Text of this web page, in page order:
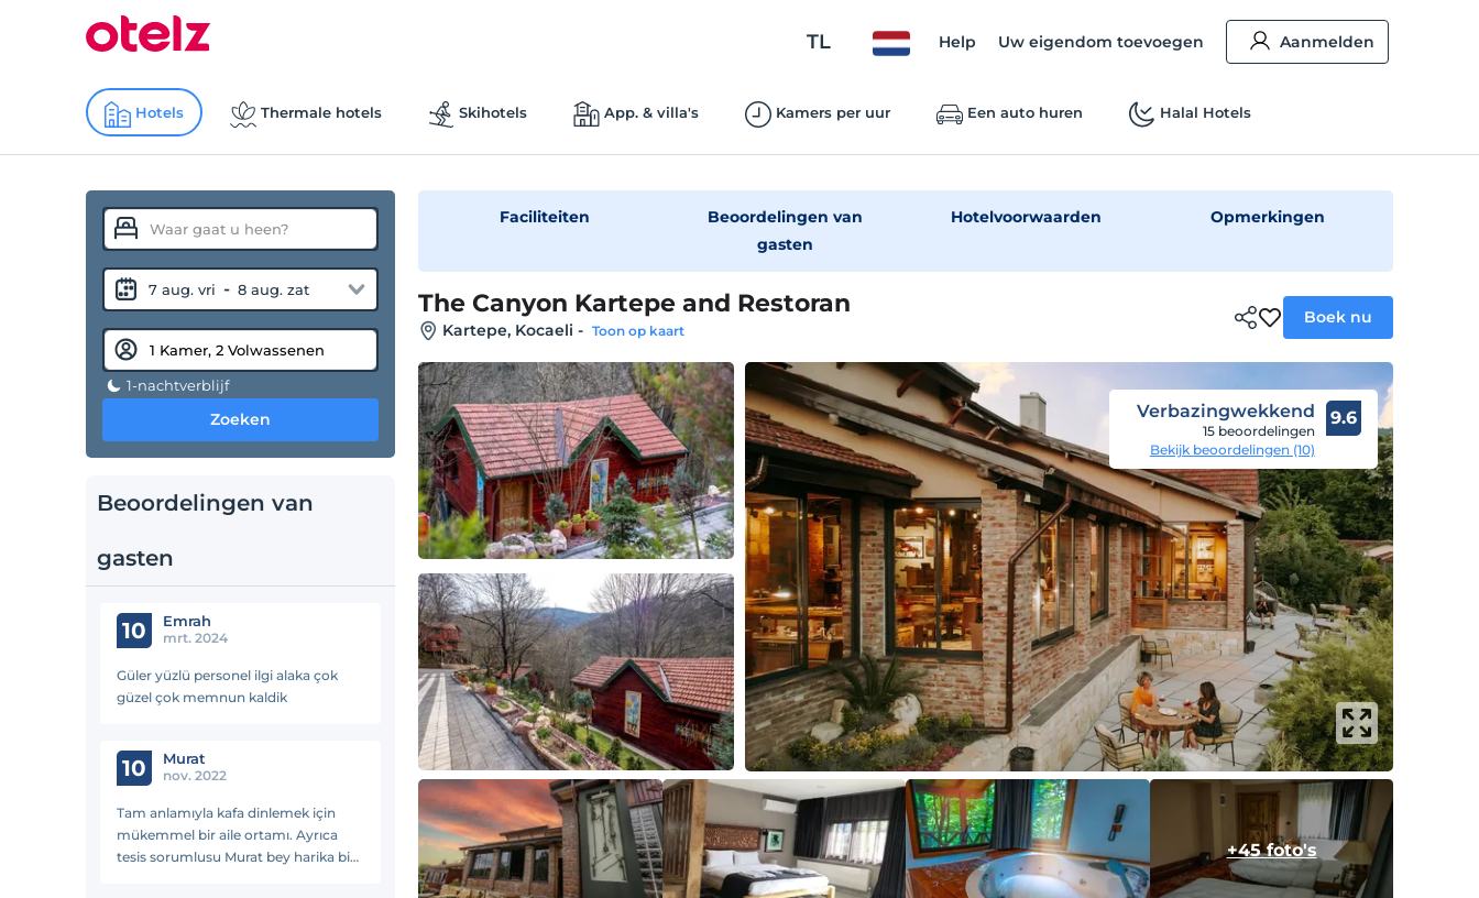
TL Help Uw eigendom toevoegen Aanmelden
Hotels Thermale hotels Skihotels App. & villa's Kamers per uur Een auto huren Halal Hotels
7 aug. vri - 8 aug. zat
1-nachtverblijf
Zoeken
Beoordelingen van
gasten
10 Emrah
mrt. 2024
Güler yüzlü personel ilgi alaka çok
güzel çok memnun kaldik
10 Murat
nov. 2022
Tam anlamıyla kafa dinlemek için
mükemmel bir aile ortamı. Ayrıca
tesis sorumlusu Murat bey harika biri
Faciliteiten
Beoordelingen van
gasten
Hotelvoorwaarden Opmerkingen
The Canyon Kartepe and Restoran
Kartepe, Kocaeli - Toon op kaart
Boek nu
Verbazingwekkend
15 beoordelingen
Bekijk beoordelingen (10)
9.6
+45 foto's